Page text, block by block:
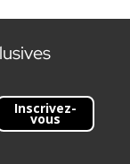
Inscrivez-
vous